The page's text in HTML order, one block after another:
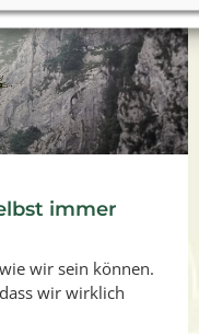
immer
wir sein können.
wir wirklich